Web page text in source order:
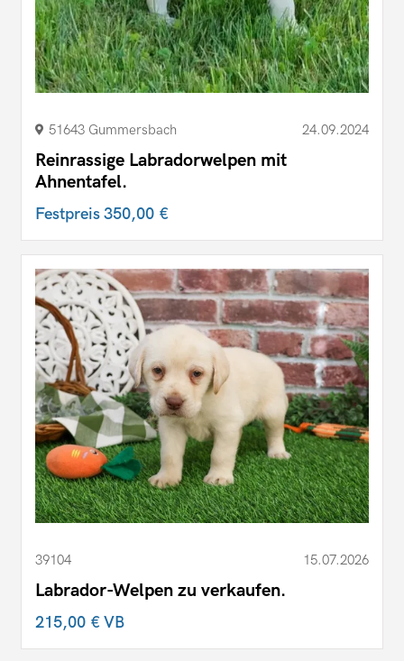
51643 Gummersbach 24.09.2024
Reinrassige Labradorwelpen mit
Ahnentafel.
Festpreis350,00 €
39104 15.07.2026
Labrador-Welpen zu verkaufen.
215,00 €VB